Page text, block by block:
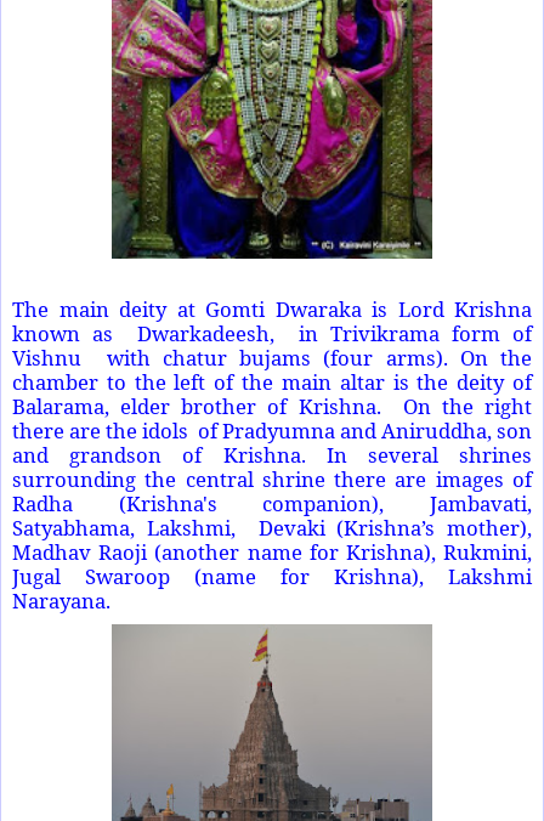
The main deity at Gomti Dwaraka is Lord Krishna
known as
Dwarkadeesh,
in Trivikrama form of
Vishnu
with chatur bujams (four arms). On the
chamber to the left of the main altar is the deity of
Balarama, elder brother of Krishna.
On the right
there are the idols of Pradyumna and Aniruddha, son
and grandson of Krishna. In several shrines
surrounding the central shrine there are images of
Radha (Krishna's companion), Jambavati,
Satyabhama, Lakshmi,
Devaki (Krishna’s mother),
Madhav Raoji (another name for Krishna), Rukmini,
Jugal Swaroop (name for Krishna), Lakshmi
Narayana.